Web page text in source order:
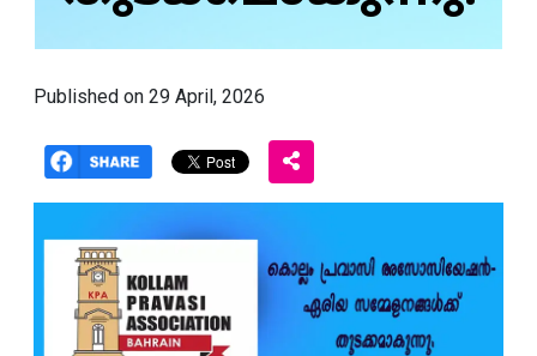
Published on 29 April, 2026